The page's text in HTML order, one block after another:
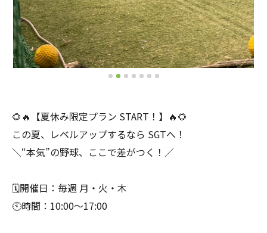
🌻🔥【夏休み限定プラン START！】🔥🌻
この夏、レベルアップするなら SGTへ！
＼“本気”の野球、ここで差がつく！／
🗓開催日：毎週 月・火・木
🕙時間：10:00〜17:00